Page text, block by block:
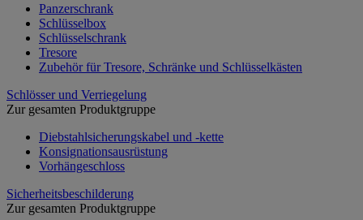
Panzerschrank
Schlüsselbox
Schlüsselschrank
Tresore
Zubehör für Tresore, Schränke und Schlüsselkästen
Schlösser und Verriegelung
Zur gesamten Produktgruppe
Diebstahlsicherungskabel und -kette
Konsignationsausrüstung
Vorhängeschloss
Sicherheitsbeschilderung
Zur gesamten Produktgruppe